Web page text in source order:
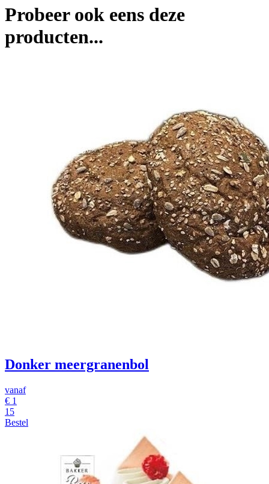
Probeer ook eens deze
producten...
Donker meergranenbol
vanaf
€ 1
15
Bestel